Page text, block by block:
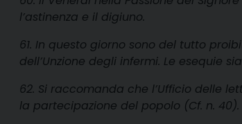
l’astinenza e il digiuno.
61. In questo giorno sono del tutto
dell’Unzione degli infermi. Le esequie
62. Si raccomanda che l’Ufficio delle
la partecipazione del popolo (Cf. n. 40).